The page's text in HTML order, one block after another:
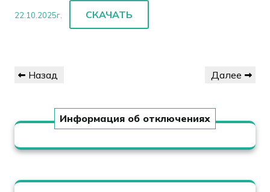
22.10.2025г. СКАЧАТЬ
по
Предыдущая
Назад
Следующая
Далее
Информация об отключениях